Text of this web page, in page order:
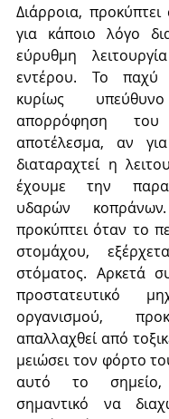
Διάρροια,
για κάποιο λόγο
εύρυθμη
εντέρου. Το παχύ
κυρίως
απορρόφηση
αποτέλεσμα, αν
διαταραχτεί η
έχουμε την
υδαρών
προκύπτει όταν το
στομάχου,
στόματος. Αρκετά
προστατευτικό
οργανισμού,
απαλλαχθεί από
μειώσει τον φόρτο
αυτό το
σημαντικό να